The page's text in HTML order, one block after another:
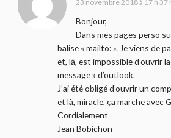
23 novembre 2018 à 17 h 37
Bonjour,
Dans mes pages perso
balise « mailto: ». Je viens de
et, là, est impossible d’ouvrir
message » d’outlook.
J’ai été obligé d’ouvrir un
et là, miracle, ça marche avec
Cordialement
Jean Bobichon